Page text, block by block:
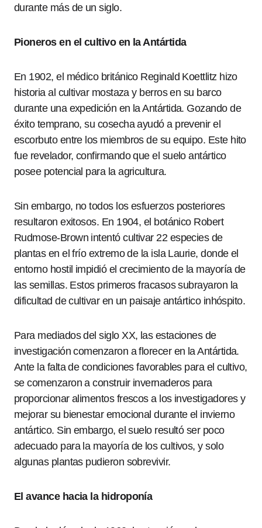
durante más de un siglo.
Pioneros en el cultivo en la Antártida
En 1902, el médico británico Reginald Koettlitz hizo
historia al cultivar mostaza y berros en su barco
durante una expedición en la Antártida. Gozando de
éxito temprano, su cosecha ayudó a prevenir el
escorbuto entre los miembros de su equipo. Este hito
fue revelador, confirmando que el suelo antártico
posee potencial para la agricultura.
Sin embargo, no todos los esfuerzos posteriores
resultaron exitosos. En 1904, el botánico Robert
Rudmose-Brown intentó cultivar 22 especies de
plantas en el frío extremo de la isla Laurie, donde el
entorno hostil impidió el crecimiento de la mayoría de
las semillas. Estos primeros fracasos subrayaron la
dificultad de cultivar en un paisaje antártico inhóspito.
Para mediados del siglo XX, las estaciones de
investigación comenzaron a florecer en la Antártida.
Ante la falta de condiciones favorables para el cultivo,
se comenzaron a construir invernaderos para
proporcionar alimentos frescos a los investigadores y
mejorar su bienestar emocional durante el invierno
antártico. Sin embargo, el suelo resultó ser poco
adecuado para la mayoría de los cultivos, y solo
algunas plantas pudieron sobrevivir.
El avance hacia la hidroponía